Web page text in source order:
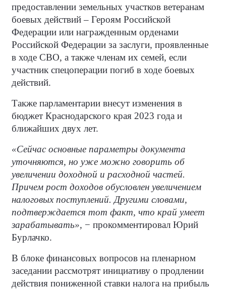
предоставлении земельных участков ветеранам
боевых действий – Героям Российской
Федерации или награжденным орденами
Российской Федерации за заслуги, проявленные
в ходе СВО, а также членам их семей, если
участник спецоперации погиб в ходе боевых
действий.
Также парламентарии внесут изменения в
бюджет Краснодарского края 2023 года и
ближайших двух лет.
«Сейчас основные параметры документа
уточняются, но уже можно говорить об
увеличении доходной и расходной частей.
Причем рост доходов обусловлен увеличением
налоговых поступлений. Другими словами,
подтверждается тот факт, что край умеет
зарабатывать», − прокомментировал Юрий
Бурлачко.
В блоке финансовых вопросов на пленарном
заседании рассмотрят инициативу о продлении
действия пониженной ставки налога на прибыль